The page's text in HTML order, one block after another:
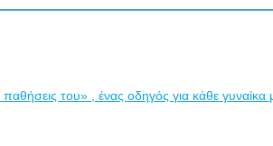
του» , ένας οδηγός για κάθε γυναίκα